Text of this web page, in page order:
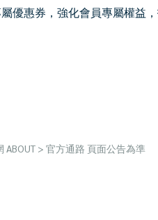
優惠券，強化會員專屬權益
> 官方通路 頁面公告為準